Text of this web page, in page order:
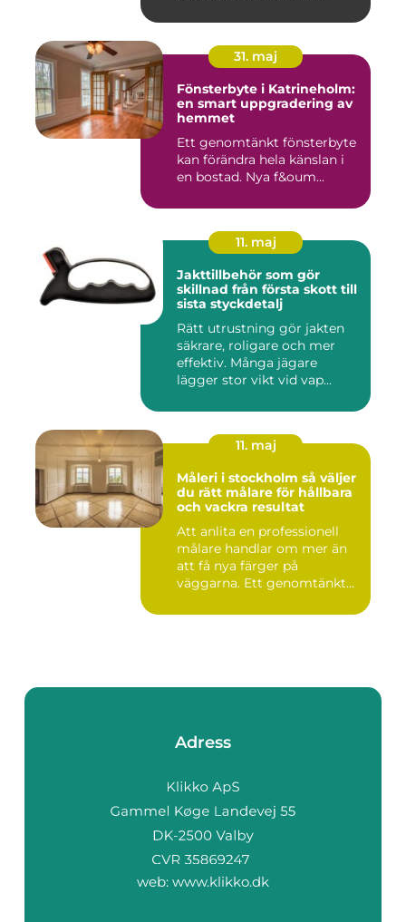
31. maj
Fönsterbyte i Katrineholm:
en smart uppgradering av
hemmet
Ett genomtänkt fönsterbyte
kan förändra hela känslan i
en bostad. Nya f&oum...
11. maj
Jakttillbehör som gör
skillnad från första skott till
sista styckdetalj
Rätt utrustning gör jakten
säkrare, roligare och mer
effektiv. Många jägare
lägger stor vikt vid vap...
11. maj
Måleri i stockholm så väljer
du rätt målare för hållbara
och vackra resultat
Att anlita en professionell
målare handlar om mer än
att få nya färger på
väggarna. Ett genomtänkt
Adress
web: www.klikko.dk